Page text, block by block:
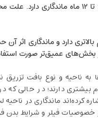
معمولاً بین ۶ تا ۱۲ ماه
عمیق‌تر صورت
به ناحیه و نوع بافت
بیشتری دارند؛ در حالی که
خصوصیات فیلر و شرایط بدن